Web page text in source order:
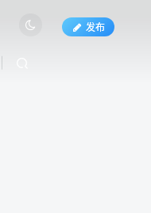
发布